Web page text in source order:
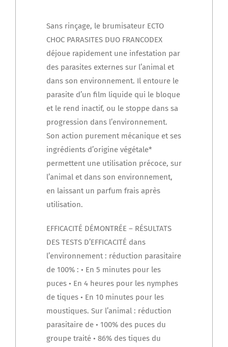
Sans rinçage, le brumisateur ECTO
CHOC PARASITES DUO FRANCODEX
déjoue rapidement une infestation par
des parasites externes sur l’animal et
dans son environnement. Il entoure le
parasite d’un film liquide qui le bloque
et le rend inactif, ou le stoppe dans sa
progression dans l’environnement.
Son action purement mécanique et ses
ingrédients d’origine végétale*
permettent une utilisation précoce, sur
l’animal et dans son environnement,
en laissant un parfum frais après
utilisation.
EFFICACITÉ DÉMONTRÉE – RÉSULTATS
DES TESTS D’EFFICACITÉ dans
l’environnement : réduction parasitaire
de 100% : • En 5 minutes pour les
puces • En 4 heures pour les nymphes
de tiques • En 10 minutes pour les
moustiques. Sur l’animal : réduction
parasitaire de • 100% des puces du
groupe traité • 86% des tiques du